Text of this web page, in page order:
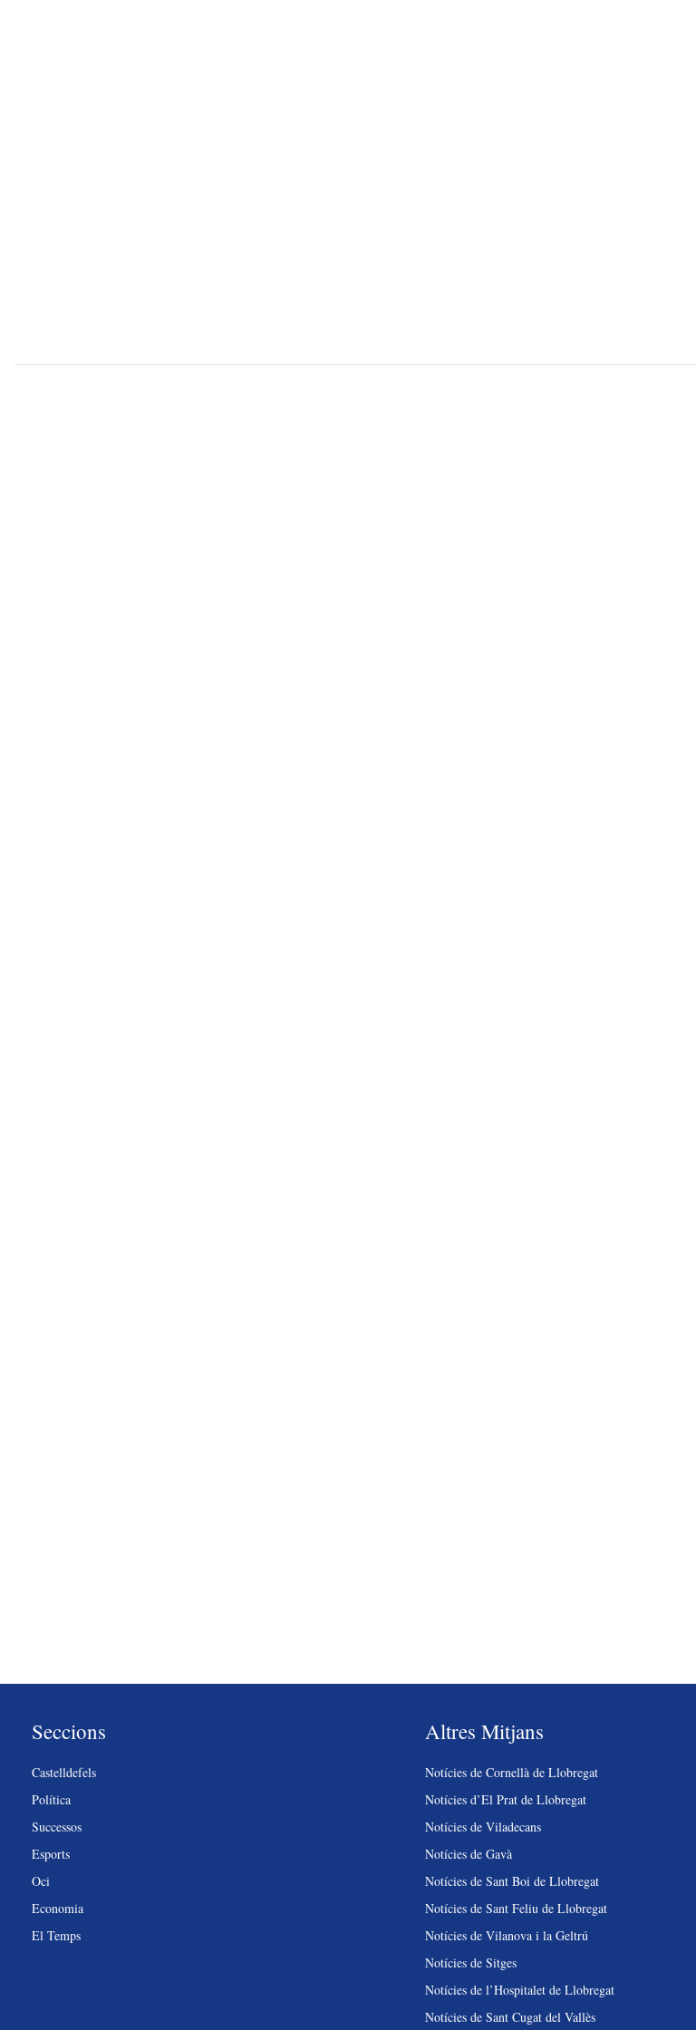
Seccions
Castelldefels
Política
Successos
Esports
Oci
Economia
El Temps
Altres Mitjans
Notícies de Cornellà de Llobregat
Notícies d’El Prat de Llobregat
Notícies de Viladecans
Notícies de Gavà
Notícies de Sant Boi de Llobregat
Notícies de Sant Feliu de Llobregat
Notícies de Vilanova i la Geltrú
Notícies de Sitges
Notícies de l’Hospitalet de Llobregat
Notícies de Sant Cugat del Vallès